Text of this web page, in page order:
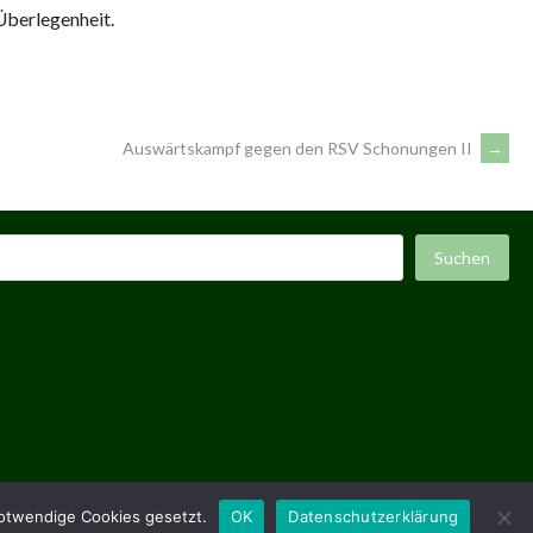
Auswärtskampf gegen den RSV Schonungen II →
Suchen
ENTWORFEN VON THEMEBOY
Cookies gesetzt. OK Datenschutzerklärung